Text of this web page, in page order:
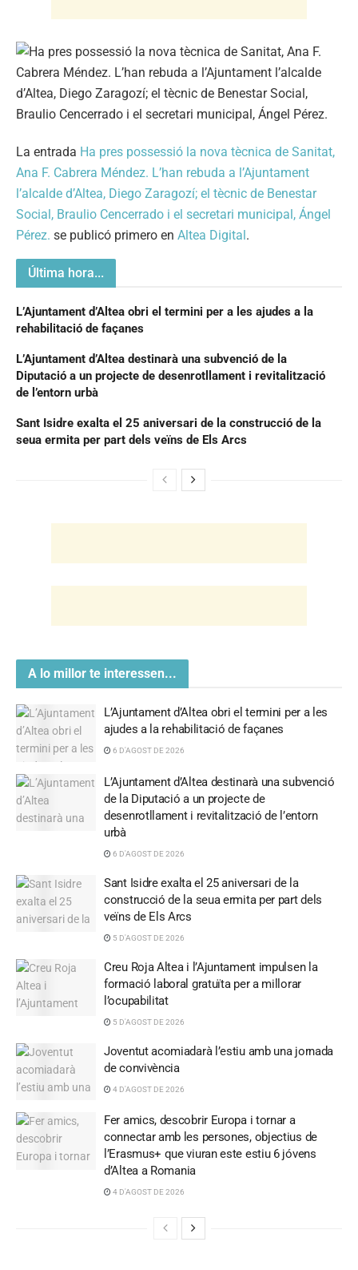
La entrada Ha pres possessió la nova tècnica de Sanitat,
Ana F. Cabrera Méndez. L’han rebuda a l’Ajuntament
l’alcalde d’Altea, Diego Zaragozí; el tècnic de Benestar
Social, Braulio Cencerrado i el secretari municipal, Ángel
Pérez. se publicó primero en Altea Digital .
Última hora...
L’Ajuntament d’Altea obri el termini per a les ajudes a la
rehabilitació de façanes
L’Ajuntament d’Altea destinarà una subvenció de la
Diputació a un projecte de desenrotllament i revitalització
de l’entorn urbà
Sant Isidre exalta el 25 aniversari de la construcció de la
seua ermita per part dels veïns de Els Arcs
A lo millor te interessen...
L’Ajuntament d’Altea obri el termini per a les
ajudes a la rehabilitació de façanes
6 D'AGOST DE 2026
L’Ajuntament d’Altea destinarà una subvenció
de la Diputació a un projecte de
desenrotllament i revitalització de l’entorn
urbà
6 D'AGOST DE 2026
Sant Isidre exalta el 25 aniversari de la
construcció de la seua ermita per part dels
veïns de Els Arcs
5 D'AGOST DE 2026
Creu Roja Altea i l’Ajuntament impulsen la
formació laboral gratuïta per a millorar
l’ocupabilitat
5 D'AGOST DE 2026
Joventut acomiadarà l’estiu amb una jornada
de convivència
4 D'AGOST DE 2026
Fer amics, descobrir Europa i tornar a
connectar amb les persones, objectius de
l’Erasmus+ que viuran este estiu 6 jóvens
d’Altea a Romania
4 D'AGOST DE 2026